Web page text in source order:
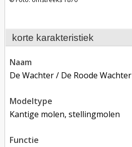
korte karakteristiek
naam
De Wachter / De Roode Wachter
modeltype
Kantige molen, stellingmolen
functie